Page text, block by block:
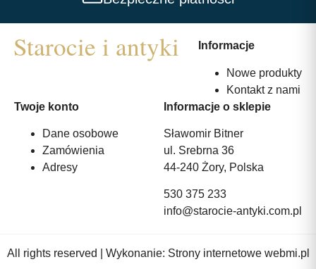
Informacje
Nowe produkty
Kontakt z nami
Twoje konto
Dane osobowe
Zamówienia
Adresy
Informacje o sklepie
Sławomir Bitner
ul. Srebrna 36
44-240 Żory, Polska
530 375 233
info@starocie-antyki.com.pl
All rights reserved | Wykonanie: Strony internetowe webmi.pl